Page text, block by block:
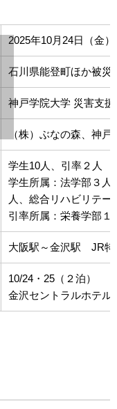
2025年10月24日（金
石川県能登町ほか被災
神戸学院大学 災害支
（株）ぶなの森、神
学生10人、引率２人
学生所属：法学部３人
人、総合リハビリテー
引率所属：栄養学部１
大阪駅～金沢駅 JR特
10/24・25（２泊）
金沢セントラルホテル